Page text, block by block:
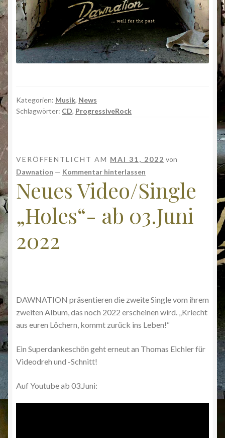
Kategorien: Musik, News
Schlagwörter: CD, ProgressiveRock
VERÖFFENTLICHT AM MAI 31, 2022 von
Dawnation — Kommentar hinterlassen
Neues Video/Single
„Holes“- ab 03.Juni
2022
DAWNATION präsentieren die zweite Single vom ihrem
zweiten Album, das noch 2022 erscheinen wird. „Kriecht
aus euren Löchern, kommt zurück ins Leben!“
Ein Superdankeschön geht erneut an Thomas Eichler für
Videodreh und -Schnitt!
Auf Youtube ab 03.Juni: